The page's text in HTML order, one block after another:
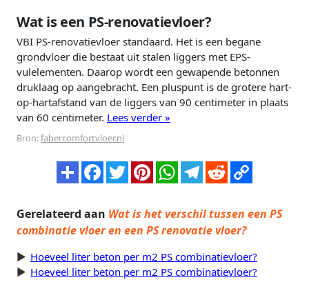
Wat is een PS-renovatievloer?
VBI PS-renovatievloer standaard. Het is een begane
grondvloer die bestaat uit stalen liggers met EPS-
vulelementen. Daarop wordt een gewapende betonnen
druklaag op aangebracht. Een pluspunt is de grotere hart-
op-hartafstand van de liggers van 90 centimeter in plaats
van 60 centimeter. Lees verder »
Bron:fabercomfortvloer.nl
Gerelateerd aan Wat is het verschil tussen een PS
combinatie vloer en een PS renovatie vloer?
Hoeveel liter beton per m2 PS combinatievloer?
Hoeveel liter beton per m2 PS combinatievloer?